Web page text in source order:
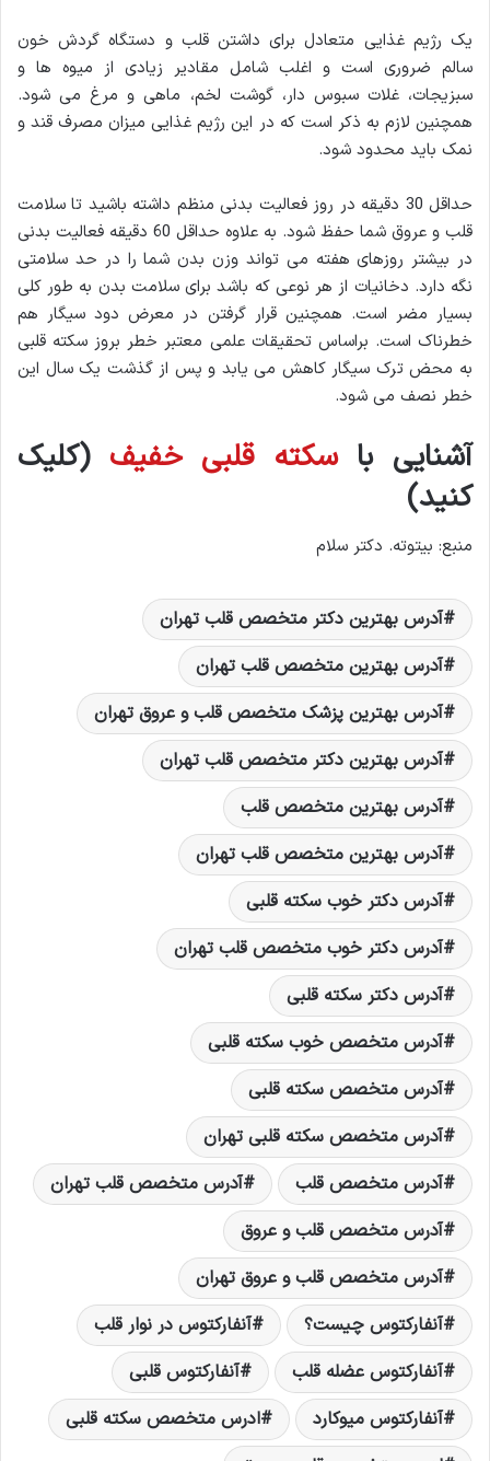
یک رژیم غذایی متعادل برای داشتن قلب و دستگاه گردش خون
سالم ضروری است و اغلب شامل مقادیر زیادی از میوه ها و
سبزیجات، غلات سبوس دار، گوشت لخم، ماهی و مرغ می شود.
همچنین لازم به ذکر است که در این رژیم غذایی میزان مصرف قند و
نمک باید محدود شود.
حداقل 30 دقیقه در روز فعالیت بدنی منظم داشته باشید تا سلامت
قلب و عروق شما حفظ شود. به علاوه حداقل 60 دقیقه فعالیت بدنی
در بیشتر روزهای هفته می تواند وزن بدن شما را در حد سلامتی
نگه دارد. دخانیات از هر نوعی که باشد برای سلامت بدن به طور کلی
بسیار مضر است. همچنین قرار گرفتن در معرض دود سیگار هم
خطرناک است. براساس تحقیقات علمی معتبر خطر بروز سکته قلبی
به محض ترک سیگار کاهش می یابد و پس از گذشت یک سال این
خطر نصف می شود.
آشنایی باسکته قلبی خفیف (کلیک
کنید)
منبع: بیتوته. دکتر سلام
آدرس بهترين دکتر متخصص قلب تهران
آدرس بهترين متخصص قلب تهران
آدرس بهترین پزشک متخصص قلب و عروق تهران
آدرس بهترین دکتر متخصص قلب تهران
آدرس بهترین متخصص قلب
آدرس بهترین متخصص قلب تهران
آدرس دکتر خوب سکته قلبی
آدرس دکتر خوب متخصص قلب تهران
آدرس دکتر سکته قلبی
آدرس متخصص خوب سکته قلبی
آدرس متخصص سکته قلبی
آدرس متخصص سکته قلبی تهران
آدرس متخصص قلب
آدرس متخصص قلب تهران
آدرس متخصص قلب و عروق
آدرس متخصص قلب و عروق تهران
آنفارکتوس چیست؟
آنفارکتوس در نوار قلب
آنفارکتوس عضله قلب
آنفارکتوس قلبی
آنفارکتوس میوکارد
ادرس متخصص سکته قلبی